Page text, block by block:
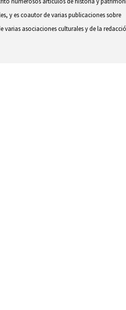
y es coautor de varias publicaciones sobre
asociaciones culturales y de la